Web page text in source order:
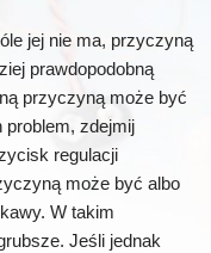
jej nie ma, przyczyną
prawdopodobną
przyczyną może być
problem, zdejmij
regulacji
może być albo
W takim
Jeśli jednak